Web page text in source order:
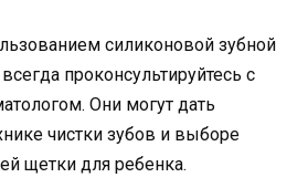
силиконовой зубной
проконсультируйтесь с
Они могут дать
чистки зубов и выборе
щетки для ребенка.